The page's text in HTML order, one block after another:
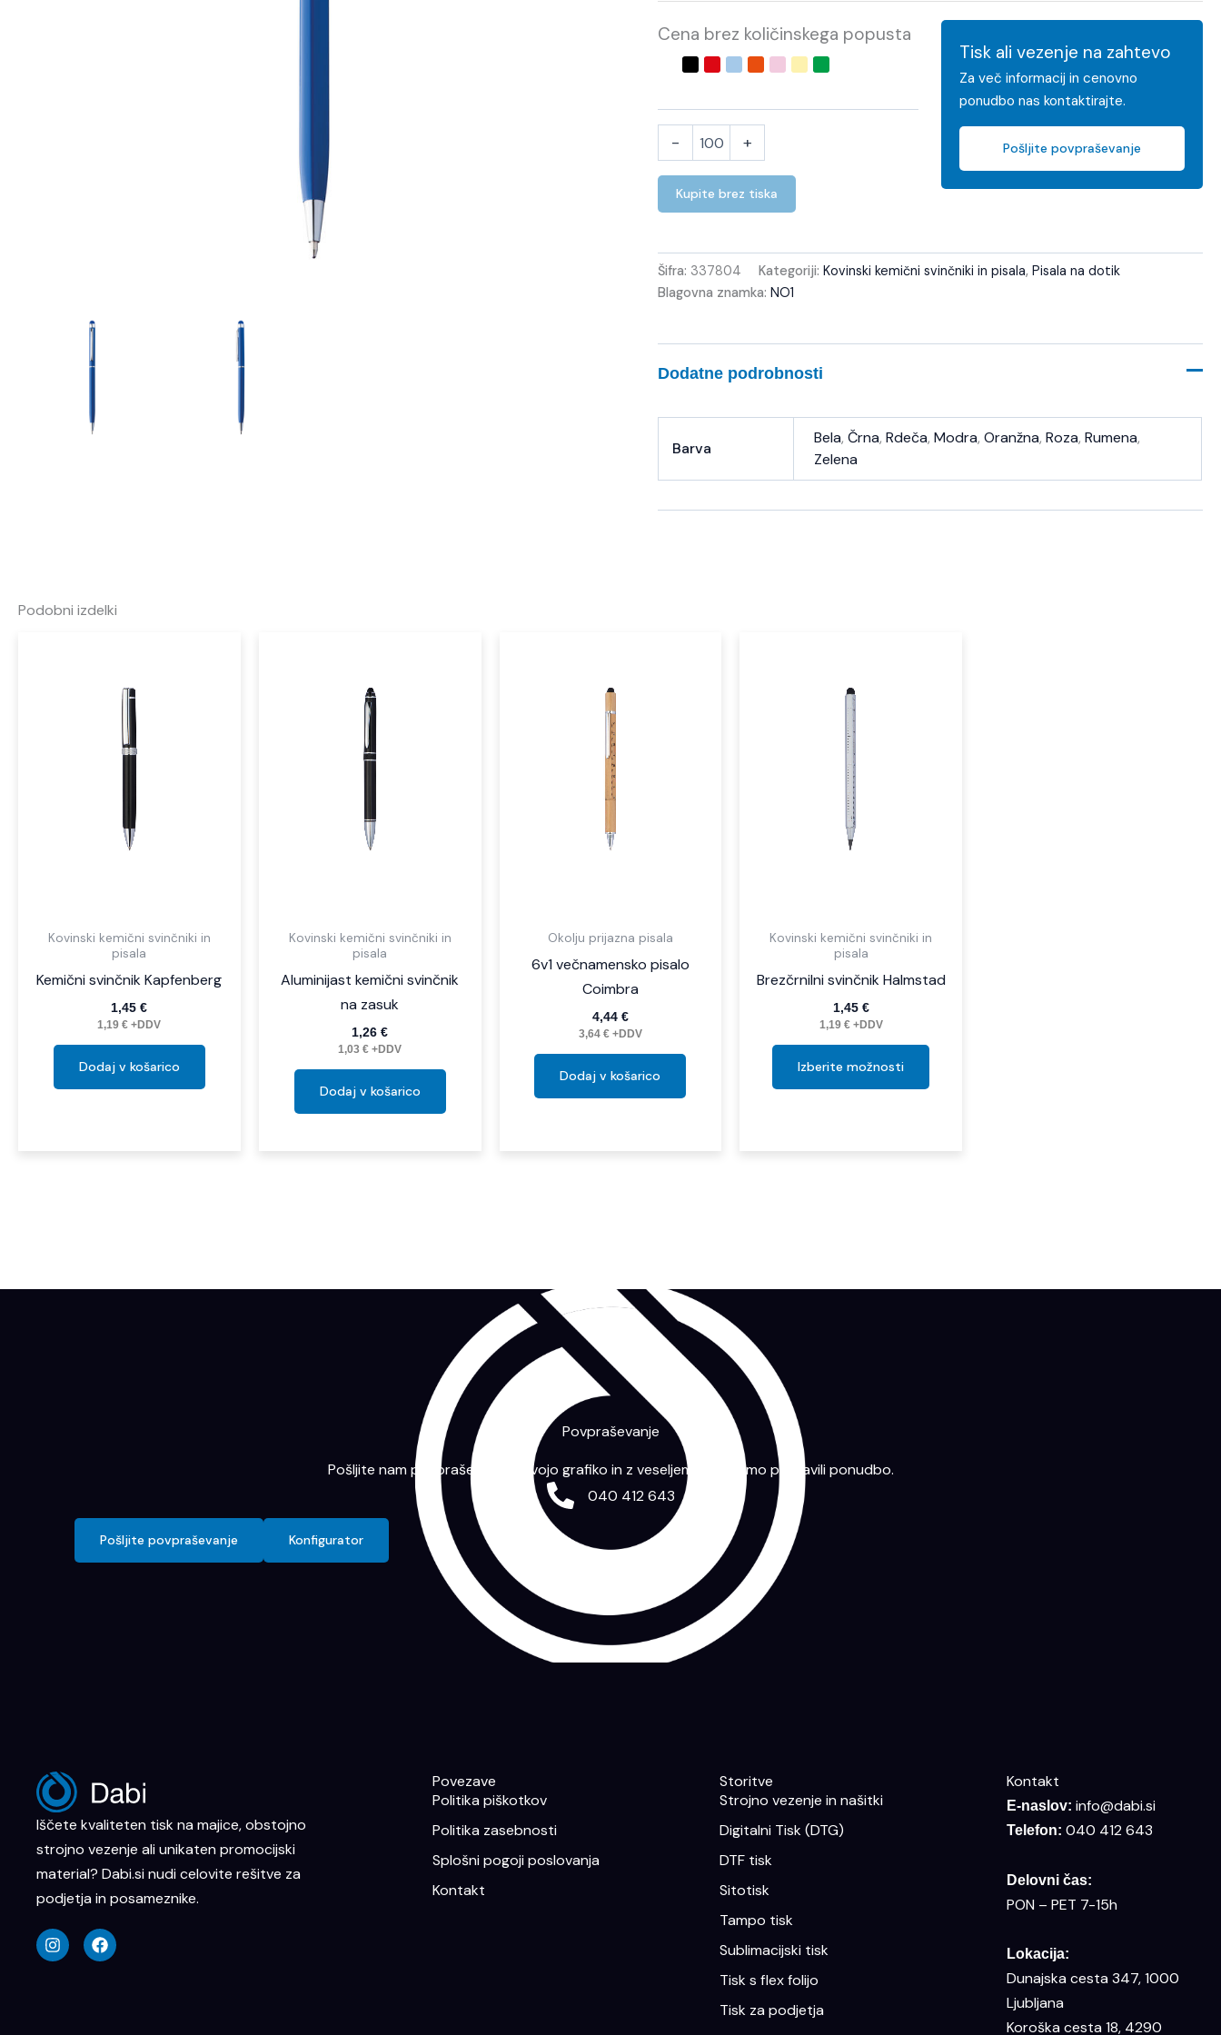
Cena brez količinskega popusta
- +
Kupite brez tiska
Tisk ali vezenje na zahtevo
Za več informacij in cenovno
ponudbo nas kontaktirajte.
Pošljite povpraševanje
Šifra: 337804 Kategoriji: Kovinski kemični svinčniki in pisala, Pisala na dotik
Blagovna znamka: NO1
Dodatne podrobnosti
Barva
Bela, Črna, Rdeča, Modra, Oranžna, Roza, Rumena,
Zelena
Podobni izdelki
Kovinski kemični svinčniki in
pisala
Kemični svinčnik Kapfenberg
1,45€
1,19€ +DDV
Dodaj v košarico
Kovinski kemični svinčniki in
pisala
Aluminijast kemični svinčnik
na zasuk
1,26€
1,03€ +DDV
Dodaj v košarico
Okolju prijazna pisala
6v1 večnamensko pisalo
Coimbra
4,44 €
3,64 €+DDV
Dodaj v košarico
Kovinski kemični svinčniki in
pisala
Brezčrnilni svinčnik Halmstad
1,45 €
1,19 €+DDV
Izberite možnosti
Povpraševanje
Pošljite nam povpraševanje s svojo grafiko in z veseljem vam bomo pripravili ponudbo.
040 412 643
Pošljite povpraševanje Konfigurator
Iščete kvaliteten tisk na majice, obstojno
strojno vezenje ali unikaten promocijski
material? Dabi.si nudi celovite rešitve za
podjetja in posameznike.
n
s
t
a
c
e
Povezave
Politika piškotkov
Politika zasebnosti
Splošni pogoji poslovanja
Kontakt
Storitve
Strojno vezenje in našitki
Digitalni Tisk (DTG)
DTF tisk
Sitotisk
Tampo tisk
Sublimacijski tisk
Tisk s flex folijo
Tisk za podjetja
Kontakt
E-naslov: info@dabi.si
Telefon: 040 412 643
Delovni čas:
PON – PET 7-15h
Lokacija:
Dunajska cesta 347, 1000
Ljubljana
Koroška cesta 18, 4290